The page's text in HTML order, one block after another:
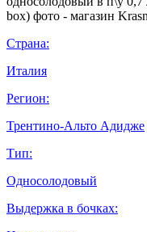
Страна:
Италия
Регион:
Трентино-Альто Адидже
Тип:
Односолодовый
Выдержка в бочках: